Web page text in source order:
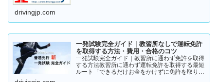
drivingjp.com
一発試験完全ガイド｜教習所なしで運転免許
を取得する方法・費用・合格のコツ
一発試験完全ガイド｜教習所に通わず免許を取得
する方法教習所に通わず運転免許を取得する最短
ルート「できるだけお金をかけずに免許を取りた